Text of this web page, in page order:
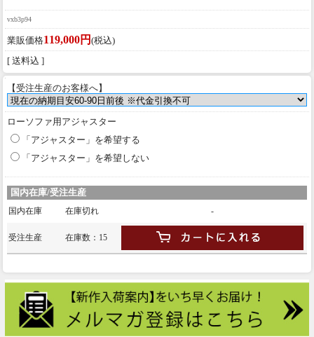
vxb3p94
業販価格119,000円 (税込)
[ 送料込 ]
【受注生産のお客様へ】
ローソファ用アジャスター
「アジャスター」を希望する
「アジャスター」を希望しない
国内在庫/受注生産
国内在庫 在庫切れ -
受注生産 在庫数：15